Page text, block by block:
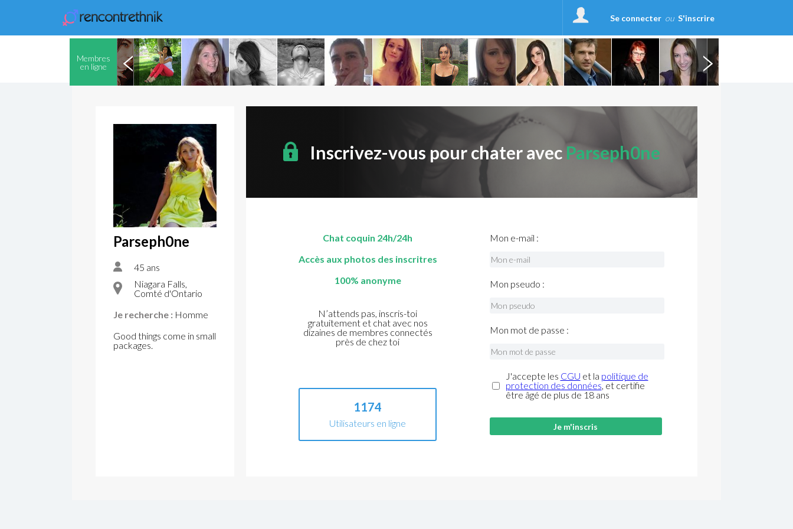
Se connecter ou S'inscrire
Membres
en ligne
Parseph0ne
45 ans
Niagara Falls,
Comté d'Ontario
Je recherche : Homme
Good things come in small
packages.
Inscrivez-vous pour chater avec Parseph0ne
Chat coquin 24h/24h
Accès aux photos des inscritres
100% anonyme
N’attends pas, inscris-toi
gratuitement et chat avec nos
dizaines de membres connectés
près de chez toi
1174
Utilisateurs en ligne
Mon e-mail :
Mon pseudo :
Mon mot de passe :
J'accepte les CGU et la politique de
protection des données, et certifie
être âgé de plus de 18 ans